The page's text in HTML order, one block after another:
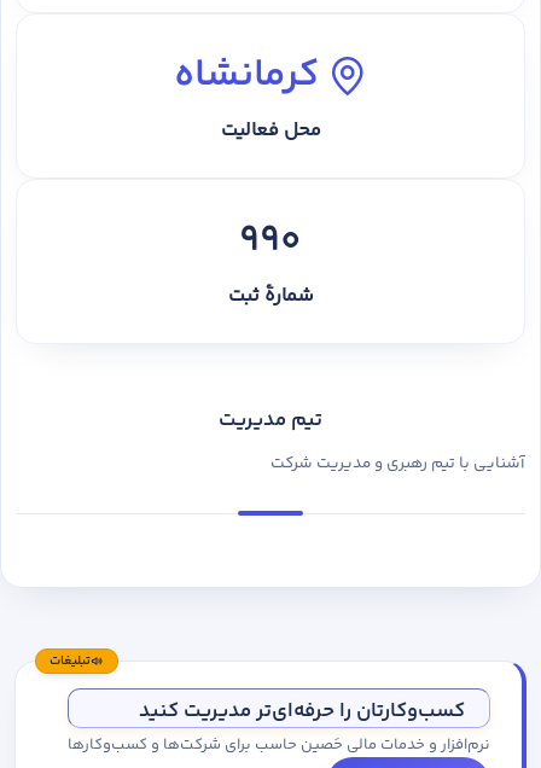
کرمانشاه
محل فعالیت
990
شمارهٔ ثبت
تیم مدیریت
آشنایی با تیم رهبری و مدیریت شرکت
تبلیغات
کسب‌وکارتان را حرفه‌ای‌تر مدیریت کنید
نرم‌افزار و خدمات مالی حَصین حاسب برای شرکت‌ها و کسب‌وکارها